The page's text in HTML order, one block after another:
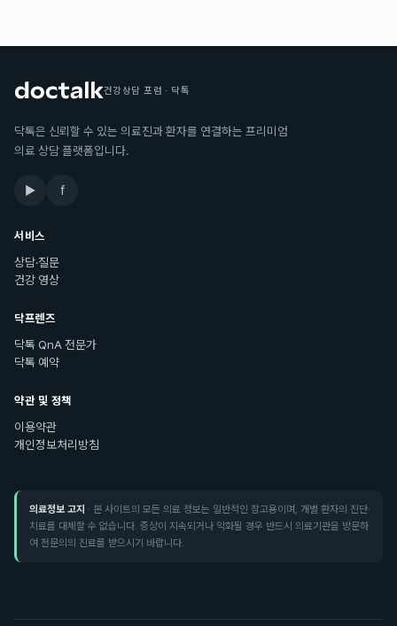
건강상담 포럼 · 닥톡
닥톡은 신뢰할 수 있는 의료진과 환자를 연결하는 프리미엄
의료 상담 플랫폼입니다.
▶ f
서비스
상담·질문
건강 영상
닥프렌즈
닥톡 QnA 전문가
닥톡 예약
약관 및 정책
이용약관
개인정보처리방침
의료정보 고지 · 본 사이트의 모든 의료 정보는 일반적인 참고용이며, 개별 환자의 진단·
치료를 대체할 수 없습니다. 증상이 지속되거나 악화될 경우 반드시 의료기관을 방문하
여 전문의의 진료를 받으시기 바랍니다.